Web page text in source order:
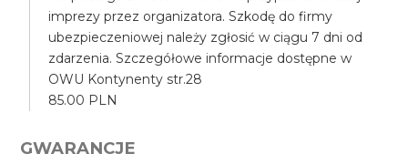
imprezy przez organizatora. Szkodę do firmy
ubezpieczeniowej należy zgłosić w ciągu 7 dni od
zdarzenia. Szczegółowe informacje dostępne w
OWU Kontynenty str.28
85.00 PLN
GWARANCJE